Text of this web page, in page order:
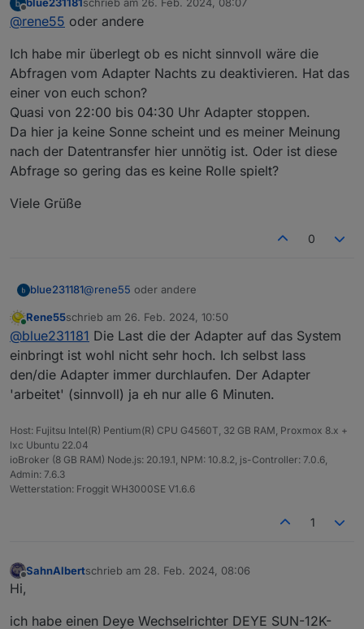
(raschy@gmx.de), dann schau ich mal, was die API
antwortet.
Offline
blue231181schrieb am 26. Feb. 2024, 08:07
zuletzt editiert von
@rene55 oder andere
Ich habe mir überlegt ob es nicht sinnvoll wäre die
Abfragen vom Adapter Nachts zu deaktivieren. Hat das
einer von euch schon?
Quasi von 22:00 bis 04:30 Uhr Adapter stoppen.
Da hier ja keine Sonne scheint und es meiner Meinung
nach der Datentransfer hier unnötig ist. Oder ist diese
Abfrage so gering das es keine Rolle spielt?
Viele Grüße
0
blue231181@rene55 oder andere
Ich habe mir überlegt ob es nicht sinnvoll wäre die
Abfragen vom Adapter Nachts zu deaktivieren. Hat
das einer von euch schon?
Quasi von 22:00 bis 04:30 Uhr Adapter stoppen.
Da hier ja keine Sonne scheint und es meiner
Meinung nach der Datentransfer hier unnötig ist.
spielt?
Viele Grüße
Online
Rene55schrieb am 26. Feb. 2024, 10:50
zuletzt editiert von
@blue231181 Die Last die der Adapter auf das System
einbringt ist wohl nicht sehr hoch. Ich selbst lass
den/die Adapter immer durchlaufen. Der Adapter
'arbeitet' (sinnvoll) ja eh nur alle 6 Minuten.
Host: Fujitsu Intel(R) Pentium(R) CPU G4560T, 32 GB RAM, Proxmox 8.x +
lxc Ubuntu 22.04
ioBroker (8 GB RAM) Node.js: 20.19.1, NPM: 10.8.2, js-Controller: 7.0.6,
Admin: 7.6.3
Wetterstation: Froggit WH3000SE V1.6.6
1
SahnAlbertschrieb am 28. Feb. 2024, 08:06
zuletzt editiert von
Hi,
ich habe einen Deye Wechselrichter DEYE SUN-12K-